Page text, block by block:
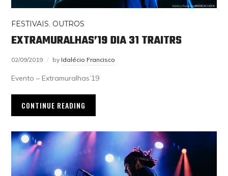
FESTIVAIS OUTROS
EXTRAMURALHAS’19 DIA 31 TRAITRS
02/09/2019 by Idalécio Francisco
Evento – Extramuralhas’19
CONTINUE READING